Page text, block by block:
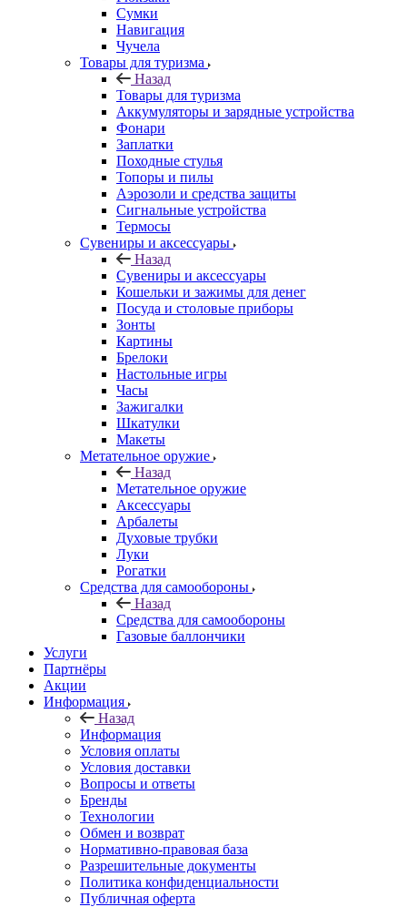
Сумки
Навигация
Чучела
Товары для туризма
Назад
Товары для туризма
Аккумуляторы и зарядные устройства
Фонари
Заплатки
Походные стулья
Топоры и пилы
Аэрозоли и средства защиты
Сигнальные устройства
Термосы
Сувениры и аксессуары
Назад
Сувениры и аксессуары
Кошельки и зажимы для денег
Посуда и столовые приборы
Зонты
Картины
Брелоки
Настольные игры
Часы
Зажигалки
Шкатулки
Макеты
Метательное оружие
Назад
Метательное оружие
Аксессуары
Арбалеты
Духовые трубки
Луки
Рогатки
Средства для самообороны
Назад
Средства для самообороны
Газовые баллончики
Услуги
Партнёры
Акции
Информация
Назад
Информация
Условия оплаты
Условия доставки
Вопросы и ответы
Бренды
Технологии
Обмен и возврат
Нормативно-правовая база
Разрешительные документы
Политика конфиденциальности
Публичная оферта